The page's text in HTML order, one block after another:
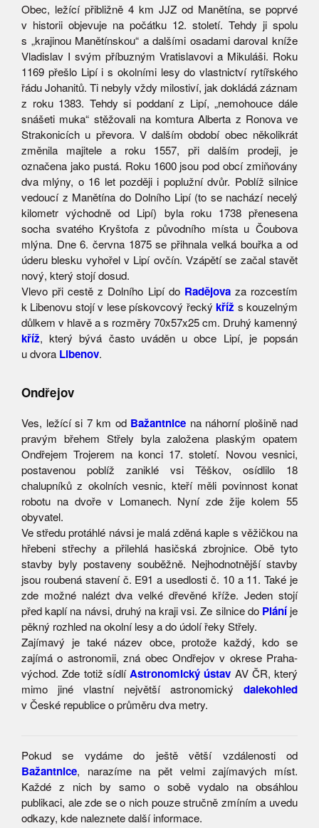
Obec, ležící přibližně 4 km JJZ od Manětína, se poprvé
v historii objevuje na počátku 12. století. Tehdy ji spolu
s „krajinou Manětínskou“ a dalšími osadami daroval kníže
Vladislav I svým příbuzným Vratislavovi a Mikuláši. Roku
1169 přešlo Lipí i s okolními lesy do vlastnictví rytířského
řádu Johanitů. Ti nebyly vždy milostiví, jak dokládá záznam
z roku 1383. Tehdy si poddaní z Lipí, „nemohouce dále
snášeti muka“ stěžovali na komtura Alberta z Ronova ve
Strakonicích u převora. V dalším období obec několikrát
změnila majitele a roku 1557, při dalším prodeji, je
označena jako pustá. Roku 1600 jsou pod obcí zmiňovány
dva mlýny, o 16 let později i poplužní dvůr. Poblíž silnice
vedoucí z Manětína do Dolního Lipí (to se nachází necelý
kilometr východně od Lipí) byla roku 1738 přenesena
socha svatého Kryštofa z původního místa u Čoubova
mlýna. Dne 6. června 1875 se přihnala velká bouřka a od
úderu blesku vyhořel v Lipí ovčín. Vzápětí se začal stavět
nový, který stojí dosud.
Vlevo při cestě z Dolního Lipí do Radějovaza rozcestím
k Libenovu stojí v lese pískovcový řeckýkříž s kouzelným
důlkem v hlavě a s rozměry 70x57x25 cm. Druhý kamenný
kříž, který bývá často uváděn u obce Lipí, je popsán
u dvora Libenov.
Ondřejov
Ves, ležící si 7 km od Bažantnice na náhorní plošině nad
pravým břehem Střely byla založena plaským opatem
Ondřejem Trojerem na konci 17. století. Novou vesnici,
postavenou poblíž zaniklé vsi Těškov, osídlilo 18
chalupníků z okolních vesnic, kteří měli povinnost konat
robotu na dvoře v Lomanech. Nyní zde žije kolem 55
obyvatel.
Ve středu protáhlé návsi je malá zděná kaple s věžičkou na
hřebeni střechy a přilehlá hasičská zbrojnice. Obě tyto
stavby byly postaveny souběžně. Nejhodnotnější stavby
jsou roubená stavení č. E91 a usedlosti č. 10 a 11. Také je
zde možné nalézt dva velké dřevěné kříže. Jeden stojí
před kaplí na návsi, druhý na kraji vsi. Ze silnice do Pláníje
pěkný rozhled na okolní lesy a do údolí řeky Střely.
Zajímavý je také název obce, protože každý, kdo se
zajímá o astronomii, zná obec Ondřejov v okrese Praha-
východ. Zde totiž sídlíAstronomický ústav AV ČR, který
mimo jiné vlastní největší astronomický dalekohled
v České republice o průměru dva metry.
Pokud se vydáme do ještě větší vzdálenosti od
Bažantnice, narazíme na pět velmi zajímavých míst.
Každé z nich by samo o sobě vydalo na obsáhlou
publikaci, ale zde se o nich pouze stručně zmíním a uvedu
odkazy, kde naleznete další informace.